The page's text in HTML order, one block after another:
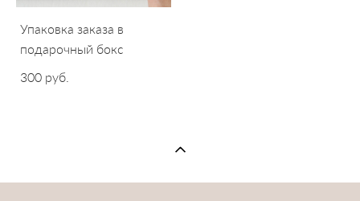
Упаковка заказа в
подарочный бокс
300 pуб.